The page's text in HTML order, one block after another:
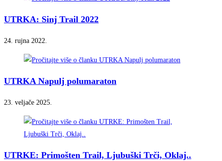
UTRKA: Sinj Trail 2022
24. rujna 2022.
UTRKA Napulj polumaraton
23. veljače 2025.
UTRKE: Primošten Trail, Ljubuški Trči, Oklaj..